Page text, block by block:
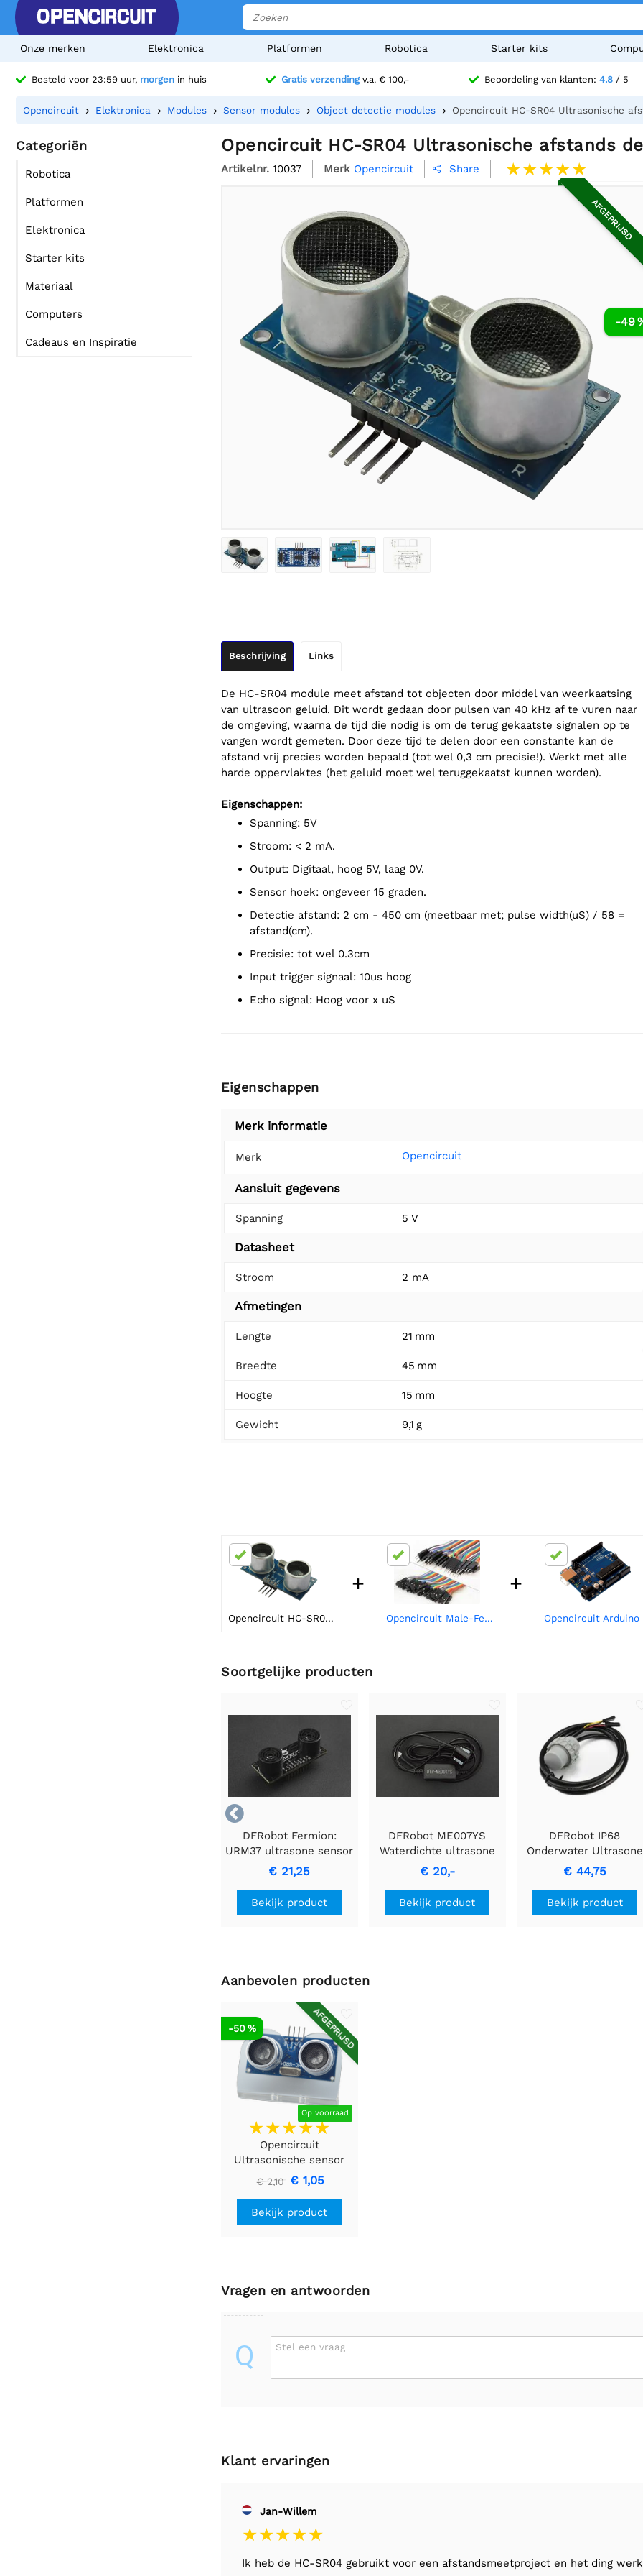
Onze merken Elektronica Platformen Robotica Starter kits
Besteld voor 23:59 uur, morgen in huis Gratis verzendingv.a. € 100,- Beoordeling van klanten: 4.8/ 5
Opencircuit Elektronica Modules Sensor modules Object detectie modules Opencircuit HC-SR04 Ultrasonische
Categoriën
Robotica
Platformen
Elektronica
Starter kits
Materiaal
Computers
Cadeaus en Inspiratie
Opencircuit HC-SR04 Ultrasonische afstands
Artikelnr. 10037 Merk Opencircuit  Share
-49
AFGEPRIJSD
Beschrijving Links
De HC-SR04 module meet afstand tot objecten door middel van weerkaatsing
van ultrasoon geluid. Dit wordt gedaan door pulsen van 40 kHz af te vuren naar
de omgeving, waarna de tijd die nodig is om de terug gekaatste signalen op te
vangen wordt gemeten. Door deze tijd te delen door een constante kan de
afstand vrij precies worden bepaald (tot wel 0,3 cm precisie!). Werkt met alle
harde oppervlaktes (het geluid moet wel teruggekaatst kunnen worden).
Eigenschappen:
Spanning: 5V
Stroom: < 2 mA.
Output: Digitaal, hoog 5V, laag 0V.
Sensor hoek: ongeveer 15 graden.
Detectie afstand: 2 cm - 450 cm (meetbaar met; pulse width(uS) / 58 =
afstand(cm).
Precisie: tot wel 0.3cm
Input trigger signaal: 10us hoog
Echo signal: Hoog voor x uS
Eigenschappen
Merk informatie
Merk Opencircuit
Aansluit gegevens
Spanning 5 V
Datasheet
Stroom 2 mA
Afmetingen
Lengte 21 mm
Breedte 45 mm
Hoogte 15 mm
Gewicht 9,1 g
Opencircuit HC-SR04 Ultrasonische afstands detectie module
+
Opencircuit Male-Female 20 cm bandkabel 40 stuks
+
Soortgelijke producten

DFRobot Fermion:
URM37 ultrasone sensor
(2~800cm) ( breakout )
€ 21,25
Bekijk product
DFRobot ME007YS
Waterdichte ultrasone
sensor
€ 20,-
Bekijk product
DFRobot IP68
Onderwater Ultrasone
(6m, UART)
€ 44,75
Bekijk product
Aanbevolen producten
AFGEPRIJSD
Op voorraad
-50 %
Opencircuit
Ultrasonische sensor
mount transparant
€ 2,10 € 1,05
Bekijk product
Vragen en antwoorden
Q Stel een vraag
Klant ervaringen
Jan-Willem
Ik heb de HC-SR04 gebruikt voor een afstandsmeetproject en het ding